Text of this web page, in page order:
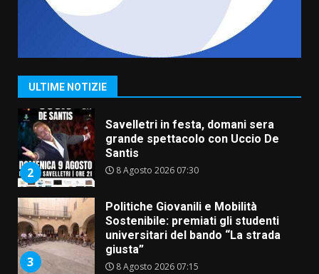
ULTIME NOTIZIE
1
La Banda Città di Fasano apre
ufficialmente la Festa di
2
Savelletri in festa, domani sera
grande spettacolo con Uccio De
Santis
8 Agosto 2026 07:30
3
Politiche Giovanili e Mobilità
Sostenibile: premiati gli studenti
universitari del bando “La strada
giusta”
8 Agosto 2026 07:15